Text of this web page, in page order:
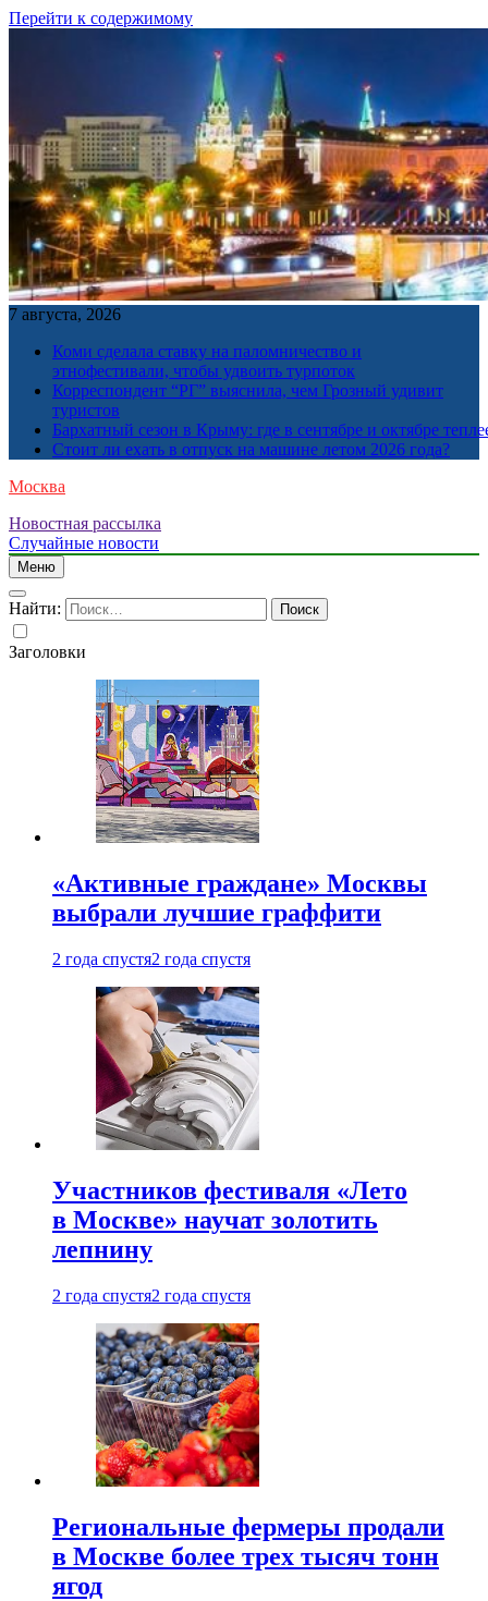
Перейти к содержимому
7 августа, 2026
Коми сделала ставку на паломничество и
этнофестивали, чтобы удвоить турпоток
Корреспондент “РГ” выяснила, чем Грозный удивит
туристов
Бархатный сезон в Крыму: где в сентябре и октябре
Стоит ли ехать в отпуск на машине летом 2026 года?
Москва
Новостная рассылка
Случайные новости
Меню
Найти:
Заголовки
«Активные граждане» Москвы
выбрали лучшие граффити
2 года спустя2 года спустя
Участников фестиваля «Лето
в Москве» научат золотить
лепнину
2 года спустя2 года спустя
Региональные фермеры продали
в Москве более трех тысяч тонн
ягод